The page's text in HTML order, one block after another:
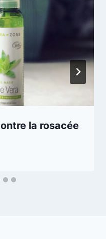
la rosacée